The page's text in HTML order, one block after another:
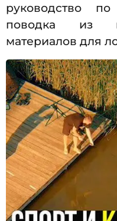
руководство
поводка из
материалов для